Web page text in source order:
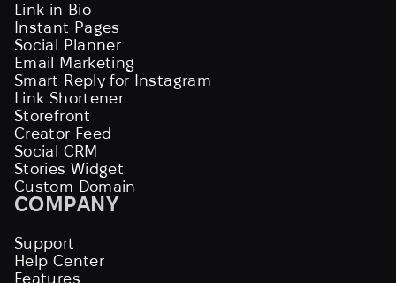
Link in Bio
Instant Pages
Social Planner
Email Marketing
Smart Reply for Instagram
Link Shortener
Storefront
Creator Feed
Social CRM
Stories Widget
Custom Domain
COMPANY
Support
Help Center
Features